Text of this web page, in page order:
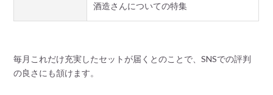
酒造さんについての特集
毎月これだけ充実したセットが届くとのことで、SNSでの評判
の良さにも頷けます。